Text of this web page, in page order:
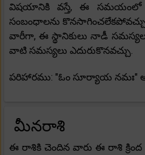
విషయానికి వస్తే, ఈ సమయంలో
సంబంధాలను
వారీగా, ఈ స్థానికులు నాడీ
వాటి సమస్యలు ఎదురుకొనవచ్చు.
పరిహారము: "ఓం సూర్యాయ నమః"
మీనరాశి
ఈ రాశికి చెందిన వారు ఈ రాశి